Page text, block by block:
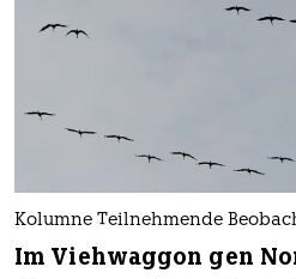
Kolumne Teilnehmende
Im Viehwaggon gen